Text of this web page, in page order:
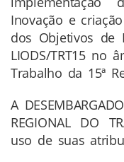
Inovação e
dos Objetivos de
LIODS/TRT15 no
Trabalho da 15ª
A
REGIONAL DO
uso de suas